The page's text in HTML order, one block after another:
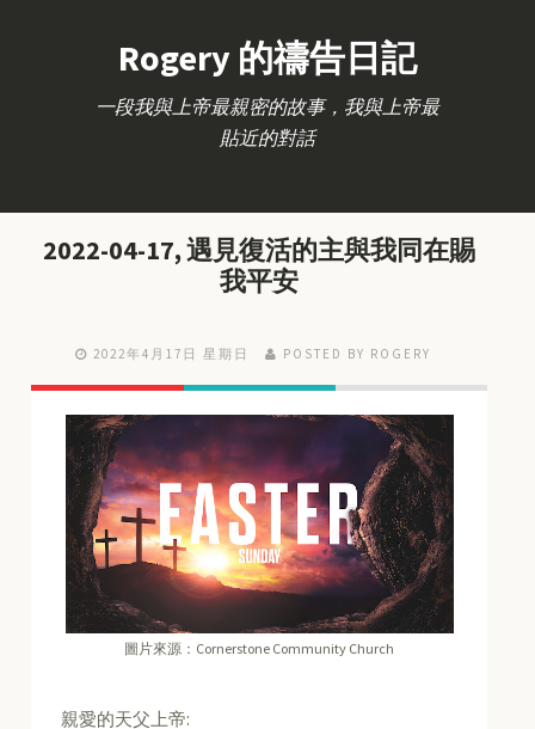
Rogery 的禱告日記
一段我與上帝最親密的故事，我與上帝最
貼近的對話
2022-04-17, 遇見復活的主與我同在賜
我平安
2022年4月17日 星期日 POSTED BY ROGERY
圖片來源：Cornerstone Community Church
親愛的天父上帝: